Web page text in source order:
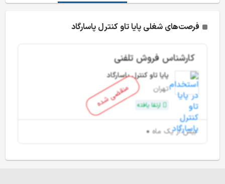
فرصت‌های شغلی پایا تاو کنترل پاسارگاد
منقضی شده
کارشناس فروش تلفنی
پایا تاو کنترل پاسارگاد
تهران
ارتقا یافته
بیش از یک ماه